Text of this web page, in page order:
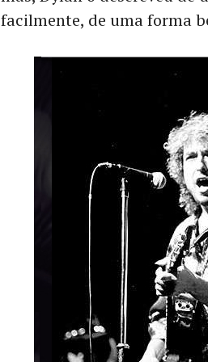
facilmente, de uma forma